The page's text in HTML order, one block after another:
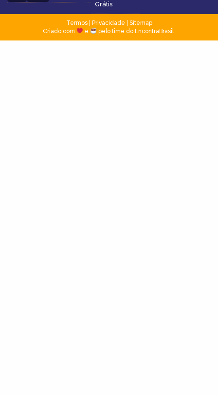
Grátis
Termos| Privacidade
Sitemap
Criado com
e pelo time do EncontraBrasil